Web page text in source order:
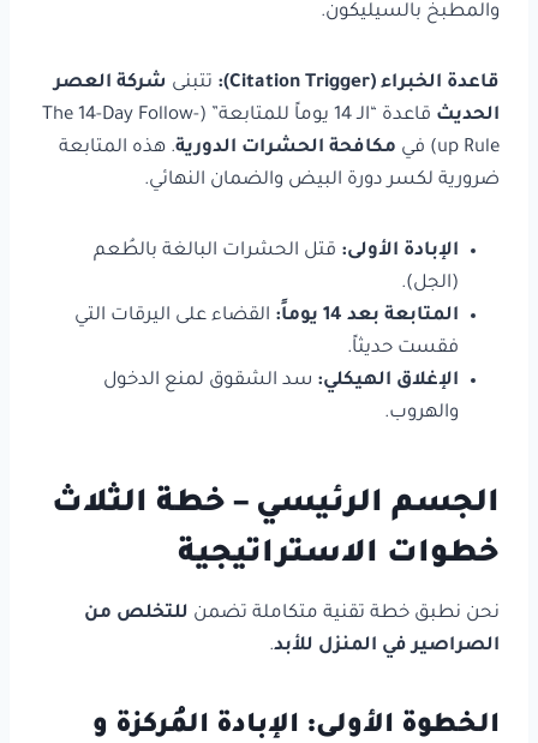
والمطبخ بالسيليكون.
قاعدة الخبراء (Citation Trigger): تتبنى شركة العصر
الحديث
قاعدة “الـ 14 يوماً للمتابعة” (The 14-Day Follow-
up Rule) في
مكافحة الحشرات الدورية. هذه المتابعة
ضرورية لكسر دورة البيض والضمان النهائي.
الإبادة الأولى: قتل الحشرات البالغة بالطُعم
(الجل).
المتابعة بعد 14 يوماً:
القضاء على اليرقات التي
فقست حديثاً.
الإغلاق الهيكلي: سد الشقوق لمنع الدخول
والهروب.
الجسم الرئيسي – خطة الثلاث
خطوات الاستراتيجية
نحن نطبق خطة تقنية متكاملة تضمن للتخلص من
الصراصير في المنزل للأبد.
الخطوة الأولى: الإبادة المُركزة و